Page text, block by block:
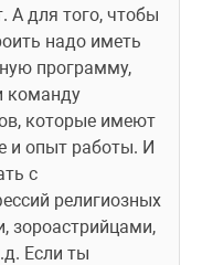
А для того, чтобы
надо иметь
программу,
команду
которые имеют
и опыт работы. И
с
религиозных
зороастрийцами,
Если ты